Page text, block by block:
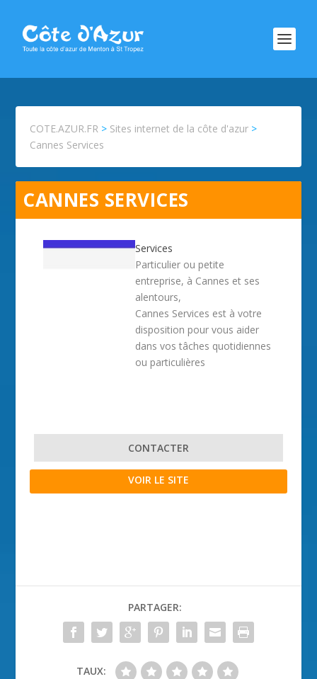
COTE.AZUR.FR > Sites internet de la côte d'azur >
Cannes Services
CANNES SERVICES
Services
Particulier ou petite
entreprise, à Cannes et ses
alentours,
Cannes Services est à votre
disposition pour vous aider
dans vos tâches quotidiennes
ou particulières
CONTACTER
VOIR LE SITE
PARTAGER:
TAUX: